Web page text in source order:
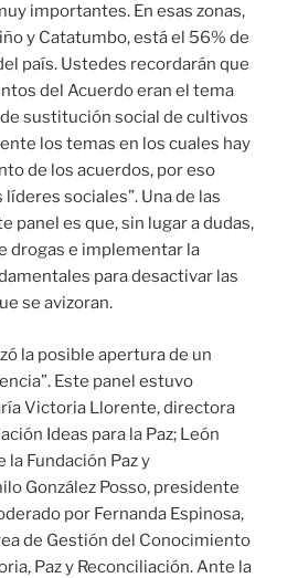
importantes. En esas zonas,
y Catatumbo, está el 56% de
país. Ustedes recordarán que
del Acuerdo eran el tema
sustitución social de cultivos
los temas en los cuales hay
de los acuerdos, por eso
sociales”. Una de las
panel es que, sin lugar a dudas,
drogas e implementar la
para desactivar las
se avizoran.
la posible apertura de un
Este panel estuvo
Victoria Llorente, directora
Ideas para la Paz; León
Fundación Paz y
González Posso, presidente
por Fernanda Espinosa,
de Gestión del Conocimiento
Paz y Reconciliación. Ante la